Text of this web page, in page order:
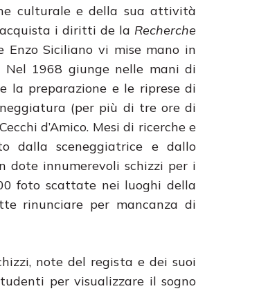
culturale e della sua attività
acquista i diritti de la Recherche
Siciliano vi mise mano in
1968 giunge nelle mani di
la preparazione e le riprese di
(per più di tre ore di
d’Amico. Mesi di ricerche e
dalla sceneggiatrice e dallo
dote innumerevoli schizzi per i
foto scattate nei luoghi della
rinunciare per mancanza di
note del regista e dei suoi
per visualizzare il sogno